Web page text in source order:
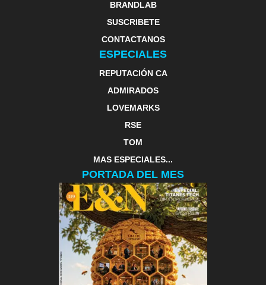
BRANDLAB
SUSCRIBETE
CONTACTANOS
ESPECIALES
REPUTACIÓN CA
ADMIRADOS
LOVEMARKS
RSE
TOM
MAS ESPECIALES...
PORTADA DEL MES